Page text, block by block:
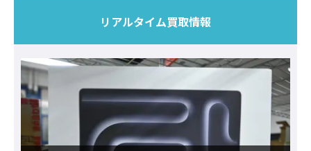
リアルタイム買取情報